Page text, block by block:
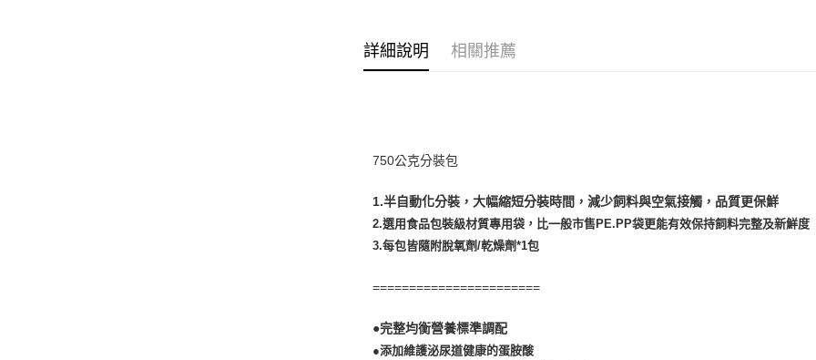
３．未成
「AFTEE
詳細說明 相關推薦
750公克分裝包
1.半自動化分裝，大幅縮短分裝時間，減少飼料與空氣接觸，品質更保鮮
2.選用食品包裝級材質專用袋，比一般市售PE.PP袋更能有效保持飼料完整及新鮮度
3.每包皆隨附脫氧劑/乾燥劑*1包
=======================
●完整均衡營養標準調配
●添加維護泌尿道健康的蛋胺酸